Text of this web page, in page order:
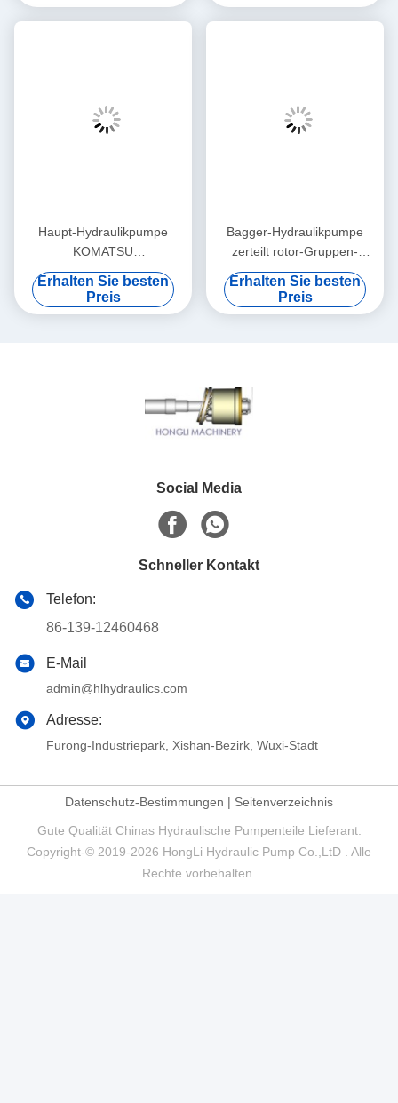
Haupt-Hydraulikpumpe
KOMATSU
zerteilt/Fahrmotor-
hydraulische Kolbenpumpe-
Teile
Erhalten Sie besten
Preis
Bagger-Hydraulikpumpe
zerteilt rotor-Gruppen-
Unterstützung der
Hauptpumpen-PC220-7
Dreh
Erhalten Sie besten
Preis
Social Media
Schneller Kontakt
Telefon:
86-139-12460468
E-Mail
admin@hlhydraulics.com
Adresse:
Furong-Industriepark, Xishan-Bezirk, Wuxi-Stadt
Datenschutz-Bestimmungen | Seitenverzeichnis
Gute Qualität Chinas Hydraulische Pumpenteile Lieferant.
Copyright-© 2019-2026 HongLi Hydraulic Pump Co.,LtD . Alle
Rechte vorbehalten.